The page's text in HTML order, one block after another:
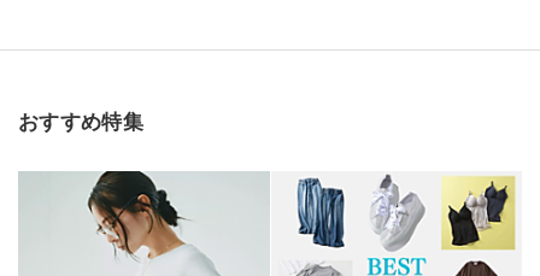
おすすめ特集